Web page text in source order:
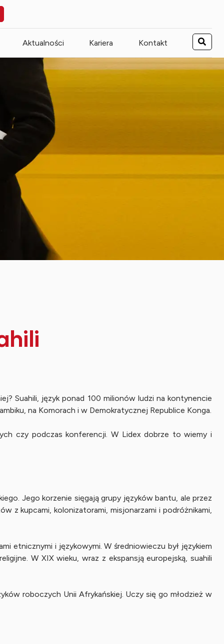
Aktualności Kariera Kontakt
Suahili, język ponad 100 milionów ludzi na kontynencie
na Komorach i w Demokratycznej Republice Konga.
czy podczas konferencji. W Lidex dobrze to wiemy i
Jego korzenie sięgają grupy języków bantu, ale przez
z kupcami, kolonizatorami, misjonarzami i podróżnikami,
etnicznymi i językowymi. W średniowieczu był językiem
W XIX wieku, wraz z ekspansją europejską, suahili
roboczych Unii Afrykańskiej. Uczy się go młodzież w